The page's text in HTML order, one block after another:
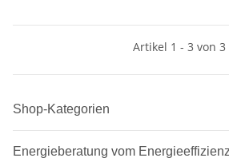
Artikel 1 - 3 von 3
Shop-Kategorien
Energieberatung vom